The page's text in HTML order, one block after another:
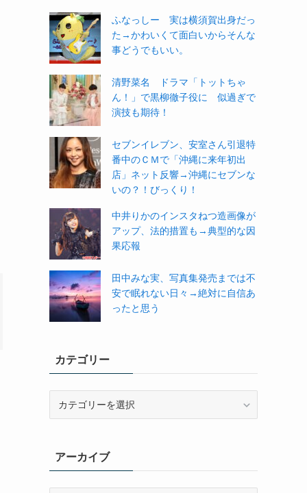
ふなっしー 実は横須賀出身だっ
た→かわいくて面白いからそんな
事どうでもいい。
清野菜名 ドラマ「トットちゃ
ん！」で黒柳徹子役に 似過ぎで
演技も期待！
セブンイレブン、安室さん引退特
番中のＣＭで「沖縄に来年初出
店」ネット反響→沖縄にセブンな
いの？！びっくり！
中井りかのインスタねつ造画像が
アップ、法的措置も→典型的な因
果応報
田中みな実、写真集発売までは不
安で眠れない日々→絶対に自信あ
ったと思う
カテゴリー
ーアーカイブ